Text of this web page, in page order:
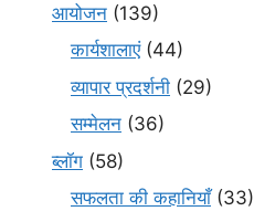
आयोजन (139)
कार्यशालाएं(44)
व्यापार प्रदर्शनी (29)
सम्मेलन (36)
ब्लॉग (58)
सफलता की कहानियाँ(33)